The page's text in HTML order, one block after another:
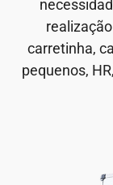
carretinha,
pequenos,